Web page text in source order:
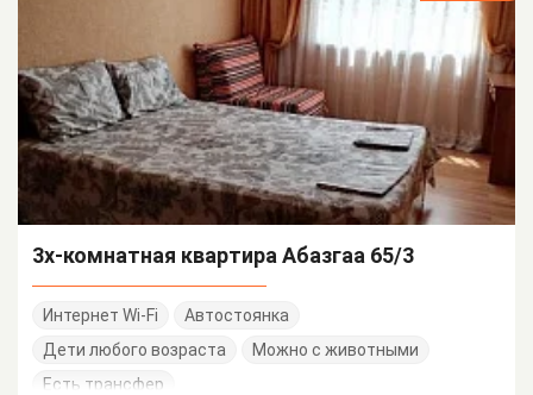
3х-комнатная квартира Абазгаа 65/3
Интернет Wi-Fi
Автостоянка
Дети любого возраста
Можно с животными
Есть трансфер